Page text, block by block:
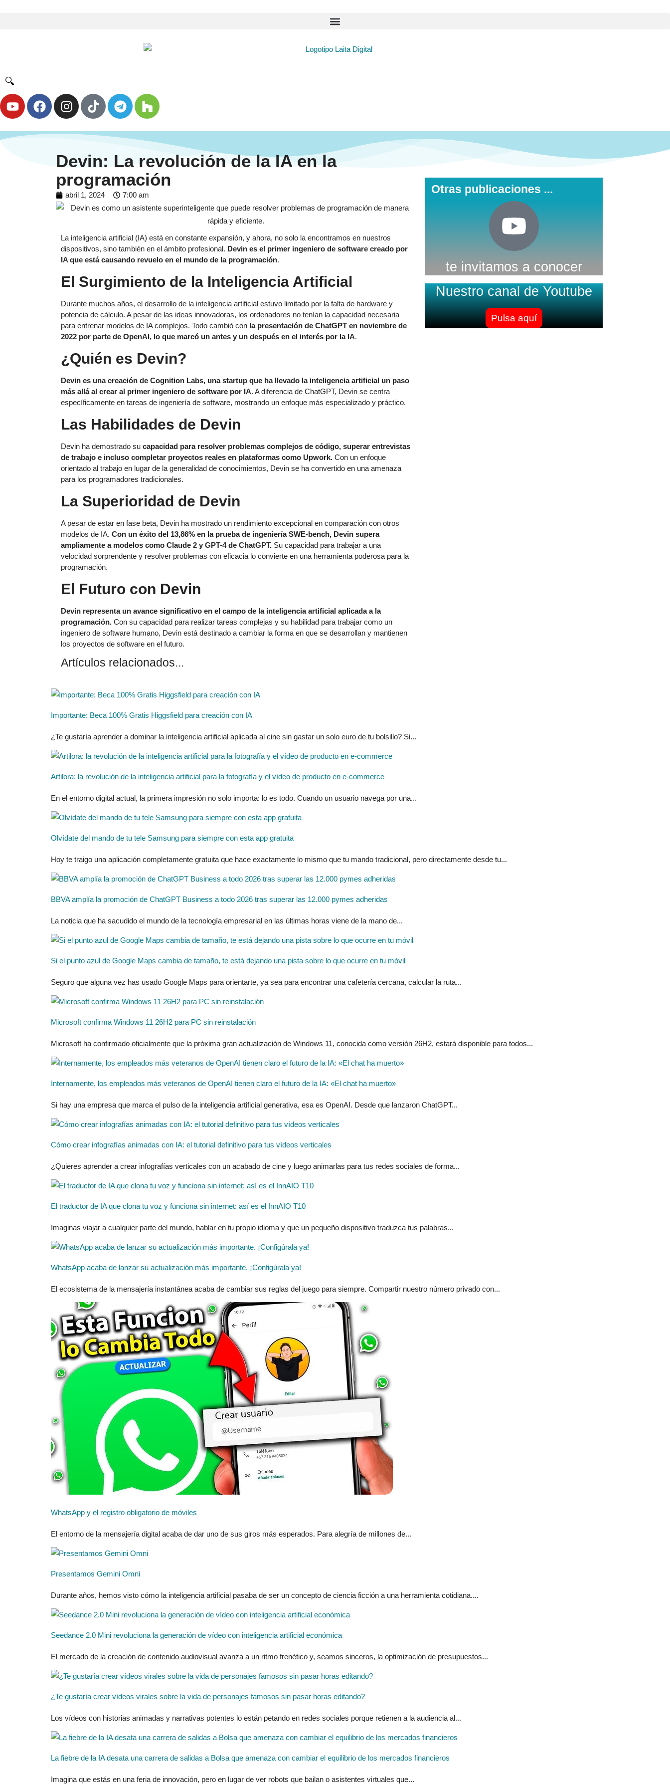
🔍
Devin: La revolución de la IA en la
programación
abril 1, 2024 7:00 am
La inteligencia artificial (IA) está en constante expansión, y ahora, no solo la encontramos en nuestros
dispositivos, sino también en el ámbito profesional. Devin es el primer ingeniero de software creado por
IA que está causando revuelo en el mundo de la programación.
El Surgimiento de la Inteligencia Artificial
Durante muchos años, el desarrollo de la inteligencia artificial estuvo limitado por la falta de hardware y
potencia de cálculo. A pesar de las ideas innovadoras, los ordenadores no tenían la capacidad necesaria
para entrenar modelos de IA complejos. Todo cambió con la presentación de ChatGPT en noviembre de
2022 por parte de OpenAI, lo que marcó un antes y un después en el interés por la IA.
¿Quién es Devin?
Devin es una creación de Cognition Labs, una startup que ha llevado la inteligencia artificial un paso
más allá al crear al primer ingeniero de software por IA. A diferencia de ChatGPT, Devin se centra
específicamente en tareas de ingeniería de software, mostrando un enfoque más especializado y práctico.
Las Habilidades de Devin
Devin ha demostrado su capacidad para resolver problemas complejos de código, superar entrevistas
de trabajo e incluso completar proyectos reales en plataformas como Upwork. Con un enfoque
orientado al trabajo en lugar de la generalidad de conocimientos, Devin se ha convertido en una amenaza
para los programadores tradicionales.
La Superioridad de Devin
A pesar de estar en fase beta, Devin ha mostrado un rendimiento excepcional en comparación con otros
modelos de IA. Con un éxito del 13,86% en la prueba de ingeniería SWE-bench, Devin supera
ampliamente a modelos como Claude 2 y GPT-4 de ChatGPT. Su capacidad para trabajar a una
velocidad sorprendente y resolver problemas con eficacia lo convierte en una herramienta poderosa para la
programación.
El Futuro con Devin
Devin representa un avance significativo en el campo de la inteligencia artificial aplicada a la
programación. Con su capacidad para realizar tareas complejas y su habilidad para trabajar como un
ingeniero de software humano, Devin está destinado a cambiar la forma en que se desarrollan y mantienen
los proyectos de software en el futuro.
Artículos relacionados...
Otras publicaciones ...
te invitamos a conocer
Nuestro canal de Youtube
Pulsa aquí
Importante: Beca 100% Gratis Higgsfield para creación con IA
¿Te gustaría aprender a dominar la inteligencia artificial aplicada al cine sin gastar un solo euro de tu bolsillo? Si...
Artilora: la revolución de la inteligencia artificial para la fotografía y el vídeo de producto en e-commerce
En el entorno digital actual, la primera impresión no solo importa: lo es todo. Cuando un usuario navega por una...
Olvídate del mando de tu tele Samsung para siempre con esta app gratuita
Hoy te traigo una aplicación completamente gratuita que hace exactamente lo mismo que tu mando tradicional, pero directamente desde tu...
BBVA amplía la promoción de ChatGPT Business a todo 2026 tras superar las 12.000 pymes adheridas
La noticia que ha sacudido el mundo de la tecnología empresarial en las últimas horas viene de la mano de...
Si el punto azul de Google Maps cambia de tamaño, te está dejando una pista sobre lo que ocurre en tu móvil
Seguro que alguna vez has usado Google Maps para orientarte, ya sea para encontrar una cafetería cercana, calcular la ruta...
Microsoft confirma Windows 11 26H2 para PC sin reinstalación
Microsoft ha confirmado oficialmente que la próxima gran actualización de Windows 11, conocida como versión 26H2, estará disponible para todos...
Internamente, los empleados más veteranos de OpenAI tienen claro el futuro de la IA: «El chat ha muerto»
Si hay una empresa que marca el pulso de la inteligencia artificial generativa, esa es OpenAI. Desde que lanzaron ChatGPT...
Cómo crear infografías animadas con IA: el tutorial definitivo para tus vídeos verticales
¿Quieres aprender a crear infografías verticales con un acabado de cine y luego animarlas para tus redes sociales de forma...
El traductor de IA que clona tu voz y funciona sin internet: así es el InnAIO T10
Imaginas viajar a cualquier parte del mundo, hablar en tu propio idioma y que un pequeño dispositivo traduzca tus palabras...
WhatsApp acaba de lanzar su actualización más importante. ¡Configúrala ya!
El ecosistema de la mensajería instantánea acaba de cambiar sus reglas del juego para siempre. Compartir nuestro número privado con...
WhatsApp y el registro obligatorio de móviles
El entorno de la mensajería digital acaba de dar uno de sus giros más esperados. Para alegría de millones de...
Presentamos Gemini Omni
Durante años, hemos visto cómo la inteligencia artificial pasaba de ser un concepto de ciencia ficción a una herramienta cotidiana....
Seedance 2.0 Mini revoluciona la generación de vídeo con inteligencia artificial económica
El mercado de la creación de contenido audiovisual avanza a un ritmo frenético y, seamos sinceros, la optimización de presupuestos...
¿Te gustaría crear vídeos virales sobre la vida de personajes famosos sin pasar horas editando?
Los vídeos con historias animadas y narrativas potentes lo están petando en redes sociales porque retienen a la audiencia al...
La fiebre de la IA desata una carrera de salidas a Bolsa que amenaza con cambiar el equilibrio de los mercados financieros
Imagina que estás en una feria de innovación, pero en lugar de ver robots que bailan o asistentes virtuales que...